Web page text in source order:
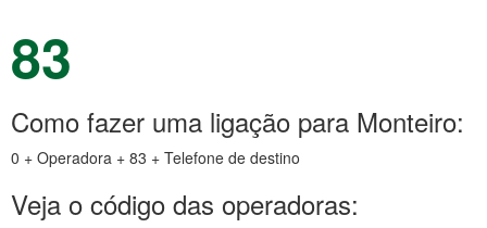
83
Como fazer uma ligação para Monteiro:
0 + Operadora + 83 + Telefone de destino
Veja o código das operadoras: